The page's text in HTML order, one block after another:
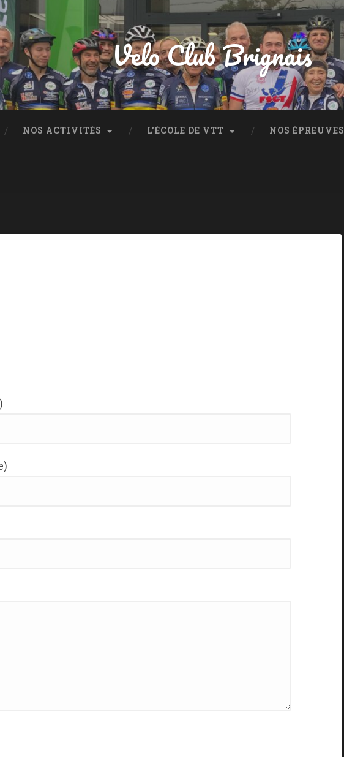
Velo Club Brignais
NOS ACTIVITÉS L’ÉCOLE DE VTT NOS ÉPREUVES